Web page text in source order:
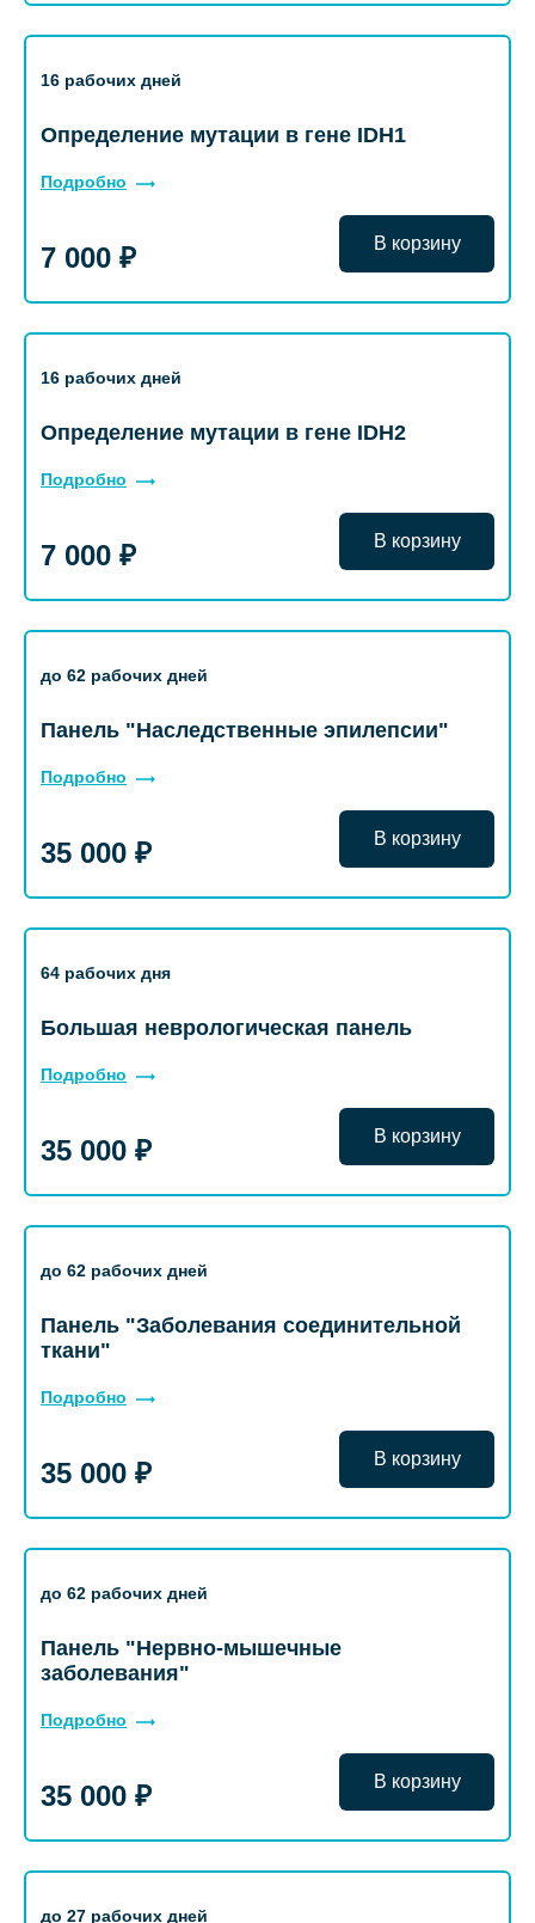
16 рабочих дней
Определение мутации в гене IDH1
Подробно
7 000 ₽ В корзину
16 рабочих дней
Определение мутации в гене IDH2
Подробно
7 000 ₽ В корзину
до 62 рабочих дней
Панель "Наследственные эпилепсии"
Подробно
35 000 ₽ В корзину
64 рабочих дня
Большая неврологическая панель
Подробно
35 000 ₽ В корзину
до 62 рабочих дней
Панель "Заболевания соединительной
ткани"
Подробно
35 000 ₽ В корзину
до 62 рабочих дней
Панель "Нервно-мышечные
заболевания"
Подробно
35 000 ₽ В корзину
до 27 рабочих дней